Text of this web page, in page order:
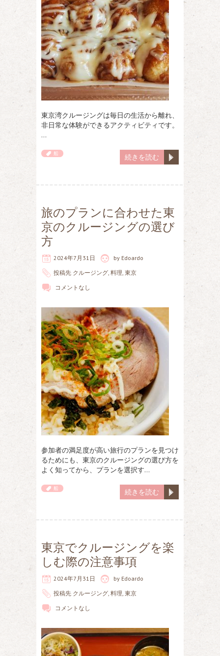
東京湾クルージングは毎日の生活から離れ、
非日常な体験ができるアクティビティです。
…
続きを読む
船
旅のプランに合わせた東
京のクルージングの選び
方
2024年7月31日 by Edoardo
投稿先 クルージング 料理 東京
コメントなし
参加者の満足度が高い旅行のプランを見つけ
るためにも、東京のクルージングの選び方を
よく知ってから、プランを選択す…
続きを読む
船
東京でクルージングを楽
しむ際の注意事項
2024年7月31日 by Edoardo
投稿先 クルージング 料理 東京
コメントなし